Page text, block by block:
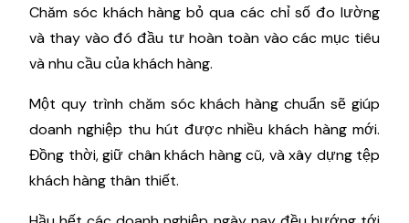
Chăm sóc khách hàng bỏ qua các chỉ số đo lường
và thay vào đó đầu tư hoàn toàn vào các mục tiêu
và nhu cầu của khách hàng.
Một quy trình chăm sóc khách hàng chuẩn sẽ giúp
doanh nghiệp thu hút được nhiều khách hàng mới.
Đồng thời, giữ chân khách hàng cũ, và xây dựng tệp
khách hàng thân thiết.